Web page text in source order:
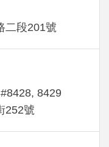
二段201號
8429
252號